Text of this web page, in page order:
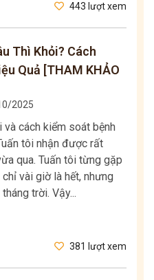
443 lượt xem
Thì Khỏi? Cách
Quả [THAM KHẢO
2025
và cách kiểm soát bệnh
tôi nhận được rất
qua. Tuấn tôi từng gặp
vài giờ là hết, nhưng
trời. Vậy...
381 lượt xem